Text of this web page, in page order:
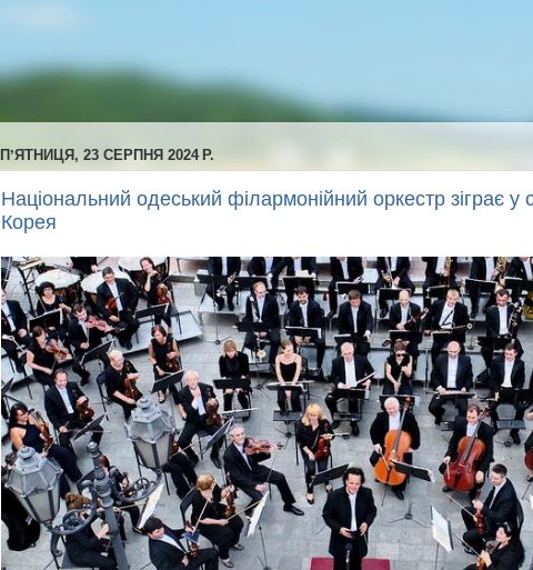
ПʼЯТНИЦЯ, 23 СЕРПНЯ 2024 Р.
Національний одеський філармонійний оркестр зіграє у
Корея